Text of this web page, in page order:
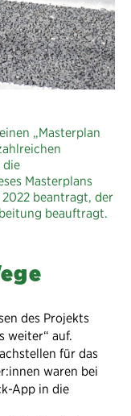
„Masterplan
die
Masterplans
beantragt, der
beauftragt.
des Projekts
weiter“ auf.
für das
waren bei
App in die